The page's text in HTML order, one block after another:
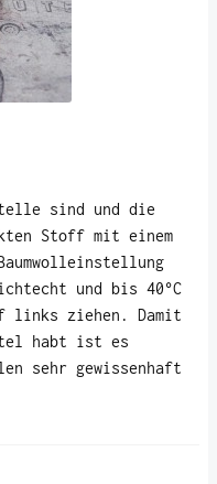
sind und die
Stoff mit einem
und bis 40°C
links ziehen. Damit
habt ist es
sehr gewissenhaft